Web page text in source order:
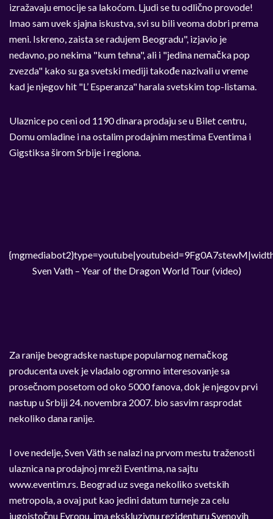
izražavaju emocije sa lakoćom. Ljudi se tu odlično provode!
Imao sam uvek sjajna iskustva, svi su bili veoma dobri prema
meni. Iskreno, zaista se radujem Beogradu", izjavio je
nedavno, po nekima "kum tehna", ali i "jedina nemačka pop
zvezda" kako su ga svetski mediji takođe nazivali u vreme
kad je njegov hit "L’ Esperanza" harala svetskim top-listama.
Ulaznice po ceni od 1190 dinara prodaju se u Bilet centru,
Domu omladine i na ostalim prodajnim mestima Eventima i
Gigstiksa širom Srbije i regiona.
Sven Vath – Year of the Dragon World Tour (video)
Za ranije beogradske nastupe popularnog nemačkog
producenta uvek je vladalo ogromno interesovanje sa
prosečnom posetom od oko 5000 fanova, dok je njegov prvi
nastup u Srbiji 24. novembra 2007. bio sasvim rasprodat
nekoliko dana ranije.
I ove nedelje, Sven Väth se nalazi na prvom mestu traženosti
ulaznica na prodajnoj mreži Eventima, na sajtu
www.eventim.rs. Beograd uz svega nekoliko svetskih
metropola, a ovaj put kao jedini datum turneje za celu
jugoistočnu Evropu, ima ekskluzivnu rezidenturu Svenovih